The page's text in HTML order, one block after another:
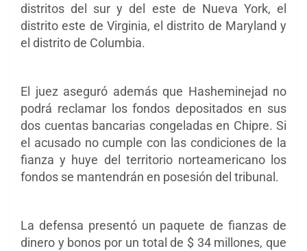
distritos del sur y del este de Nueva York, el
distrito este de Virginia, el distrito de Maryland y
el distrito de Columbia.
El juez aseguró además que Hasheminejad no
podrá reclamar los fondos depositados en sus
dos cuentas bancarias congeladas en Chipre. Si
el acusado no cumple con las condiciones de la
fianza y huye del territorio norteamericano los
fondos se mantendrán en posesión del tribunal.
La defensa presentó un paquete de fianzas de
dinero y bonos por un total de $ 34 millones, que